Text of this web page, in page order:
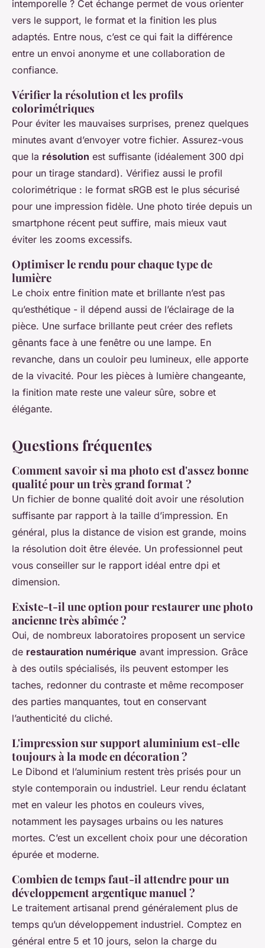
intemporelle ? Cet échange permet de vous orienter
vers le support, le format et la finition les plus
adaptés. Entre nous, c’est ce qui fait la différence
entre un envoi anonyme et une collaboration de
confiance.
Vérifier la résolution et les profils
colorimétriques
Pour éviter les mauvaises surprises, prenez quelques
minutes avant d’envoyer votre fichier. Assurez-vous
que la résolution est suffisante (idéalement 300 dpi
pour un tirage standard). Vérifiez aussi le profil
colorimétrique : le format sRGB est le plus sécurisé
pour une impression fidèle. Une photo tirée depuis un
smartphone récent peut suffire, mais mieux vaut
éviter les zooms excessifs.
Optimiser le rendu pour chaque type de
lumière
Le choix entre finition mate et brillante n’est pas
qu’esthétique - il dépend aussi de l’éclairage de la
pièce. Une surface brillante peut créer des reflets
gênants face à une fenêtre ou une lampe. En
revanche, dans un couloir peu lumineux, elle apporte
de la vivacité. Pour les pièces à lumière changeante,
la finition mate reste une valeur sûre, sobre et
élégante.
Questions fréquentes
Comment savoir si ma photo est d'assez bonne
qualité pour un très grand format ?
Un fichier de bonne qualité doit avoir une résolution
suffisante par rapport à la taille d’impression. En
général, plus la distance de vision est grande, moins
la résolution doit être élevée. Un professionnel peut
vous conseiller sur le rapport idéal entre dpi et
dimension.
Existe-t-il une option pour restaurer une photo
ancienne très abîmée ?
Oui, de nombreux laboratoires proposent un service
de restauration numérique avant impression. Grâce
à des outils spécialisés, ils peuvent estomper les
taches, redonner du contraste et même recomposer
des parties manquantes, tout en conservant
l’authenticité du cliché.
L'impression sur support aluminium est-elle
toujours à la mode en décoration ?
Le Dibond et l’aluminium restent très prisés pour un
style contemporain ou industriel. Leur rendu éclatant
met en valeur les photos en couleurs vives,
notamment les paysages urbains ou les natures
mortes. C’est un excellent choix pour une décoration
épurée et moderne.
Combien de temps faut-il attendre pour un
développement argentique manuel ?
Le traitement artisanal prend généralement plus de
temps qu’un développement industriel. Comptez en
général entre 5 et 10 jours, selon la charge du